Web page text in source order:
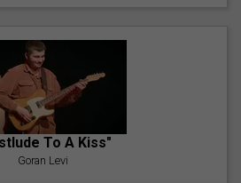
To A Kiss"
Goran Levi